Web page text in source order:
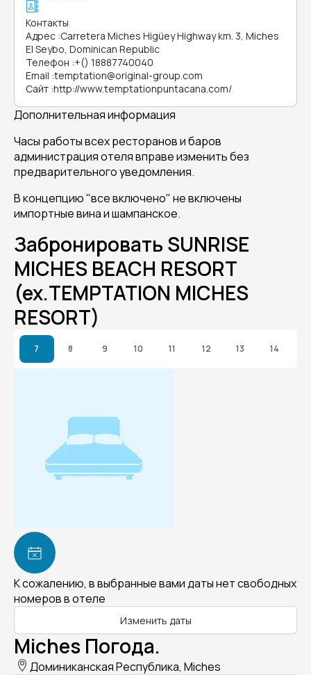
Контакты
Адрес :Carretera Miches Higüey Highway km. 3, Miches
El Seybo, Dominican Republic
Телефон :+() 18887740040
Email :temptation@original-group.com
Сайт :http://www.temptationpuntacana.com/
Дополнительная информация
Часы работы всех ресторанов и баров
администрация отеля вправе изменить без
предварительного уведомления.
В концепцию "все включено" не включены
импортные вина и шампанское.
Забронировать SUNRISE
MICHES BEACH RESORT
(ex.TEMPTATION MICHES
RESORT)
7 8 9 10 11 12 13 14
К сожалению, в выбранные вами даты нет свободных
номеров в отеле
Изменить даты
Miches Погода.
Доминиканская Республика, Miches